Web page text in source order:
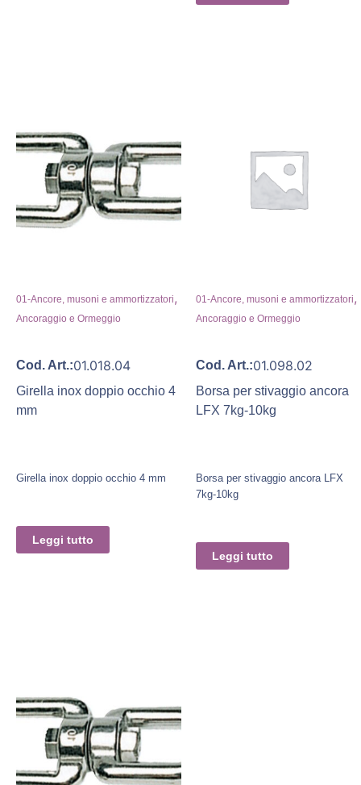
01-Ancore, musoni e ammortizzatori,
Ancoraggio e Ormeggio
Cod. Art.:01.018.04
Girella inox doppio occhio 4
mm
Girella inox doppio occhio 4 mm
Leggi tutto
01-Ancore, musoni e ammortizzatori,
Ancoraggio e Ormeggio
Cod. Art.:01.098.02
Borsa per stivaggio ancora
LFX 7kg-10kg
Borsa per stivaggio ancora LFX
7kg-10kg
Leggi tutto